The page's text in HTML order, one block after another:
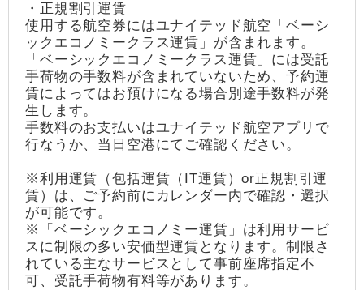
・正規割引運賃
使用する航空券にはユナイテッド航空「ベーシ
ックエコノミークラス運賃」が含まれます。
「ベーシックエコノミークラス運賃」には受託
手荷物の手数料が含まれていないため、予約運
賃によってはお預けになる場合別途手数料が発
生します。
手数料のお支払いはユナイテッド航空アプリで
行なうか、当日空港にてご確認ください。
※利用運賃（包括運賃（IT運賃）or正規割引運
賃）は、ご予約前にカレンダー内で確認・選択
が可能です。
※「ベーシックエコノミー運賃」は利用サービ
スに制限の多い安価型運賃となります。制限さ
れている主なサービスとして事前座席指定不
可、受託手荷物有料等があります。